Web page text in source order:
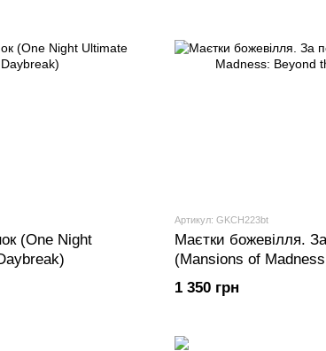
(One Night
Артикул: GKCH223bt
Маєтки божевілля.
(Mansions of
Threshold)
1 350 грн